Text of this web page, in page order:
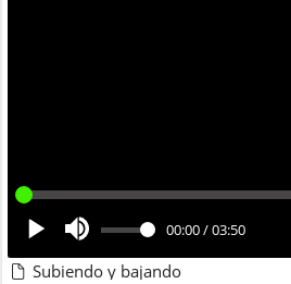
00:00/03:50
Subiendo y bajando